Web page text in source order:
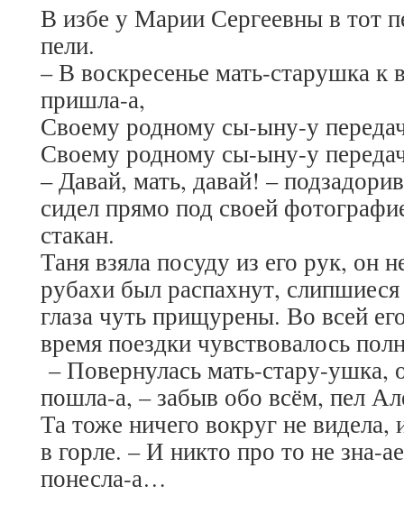
В избе у Марии Сергеевны в тот
пели.
– В воскресенье мать-старушка
пришла-а,
Своему родному сы-ыну-у
Своему родному сы-ыну-у
– Давай, мать, давай! –
сидел прямо под своей
стакан.
Таня взяла посуду из его рук, он
рубахи был распахнут,
глаза чуть прищурены. Во всей
время поездки чувствовалось
– Повернулась мать-стару-
пошла-а, – забыв обо всём, пел
Та тоже ничего вокруг не видела,
в горле. – И никто про то не зна-
понесла-а…